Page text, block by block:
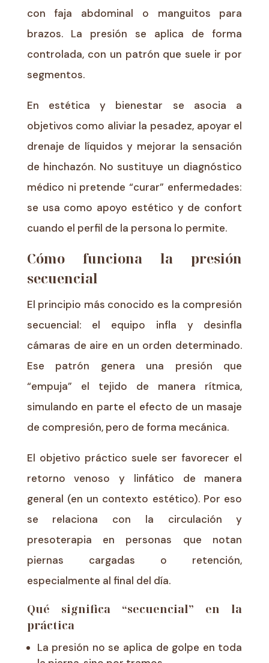
con faja abdominal o manguitos para
brazos. La presión se aplica de forma
controlada, con un patrón que suele ir por
segmentos.
En estética y bienestar se asocia a
objetivos como aliviar la pesadez, apoyar el
drenaje de líquidos y mejorar la sensación
de hinchazón. No sustituye un diagnóstico
médico ni pretende “curar” enfermedades:
se usa como apoyo estético y de confort
cuando el perfil de la persona lo permite.
Cómo funciona la presión
secuencial
El principio más conocido es la compresión
secuencial: el equipo infla y desinfla
cámaras de aire en un orden determinado.
Ese patrón genera una presión que
“empuja” el tejido de manera rítmica,
simulando en parte el efecto de un masaje
de compresión, pero de forma mecánica.
El objetivo práctico suele ser favorecer el
retorno venoso y linfático de manera
general (en un contexto estético). Por eso
se relaciona con la circulación y
presoterapia en personas que notan
piernas cargadas o retención,
especialmente al final del día.
Qué significa “secuencial” en la
práctica
La presión no se aplica de golpe en toda